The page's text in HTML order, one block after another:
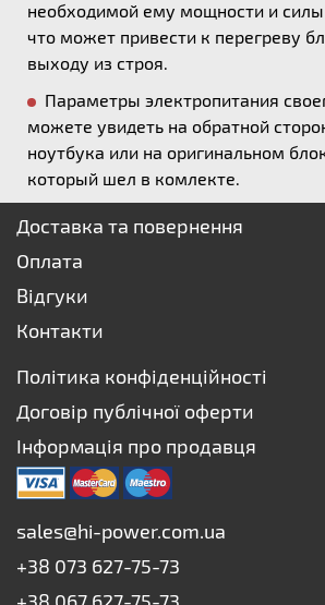
необходимой ему мощности и
что может привести к перегреву
выходу из строя.
Параметры электропитания
можете увидеть на обратной
ноутбука или на оригинальном
который шел в комлекте.
Доставка та повернення
Оплата
Відгуки
Контакти
Політика конфіденційності
Договір публічної оферти
Інформація про продавця
sales@hi-power.com.ua
+38 073 627-75-73